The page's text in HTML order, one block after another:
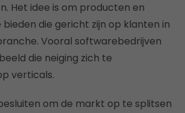
Het idee is om producten en
die gericht zijn op klanten in
Vooral softwarebedrijven
die neiging zich te
verticals.
om de markt op te splitsen